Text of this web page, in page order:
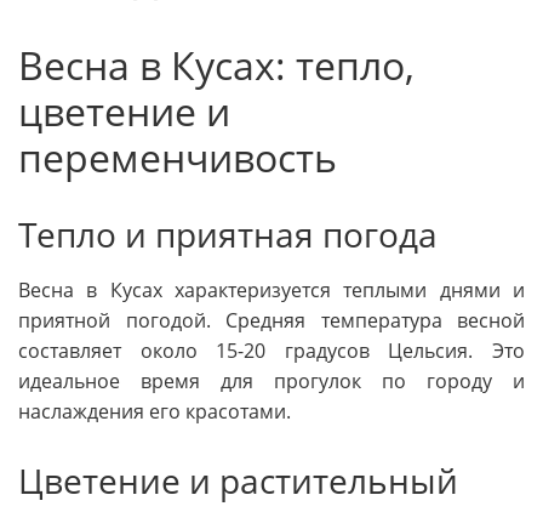
Весна в Кусах: тепло,
цветение и
переменчивость
Тепло и приятная погода
Весна в Кусах характеризуется теплыми днями и
приятной погодой. Средняя температура весной
составляет около 15-20 градусов Цельсия. Это
идеальное время для прогулок по городу и
наслаждения его красотами.
Цветение и растительный